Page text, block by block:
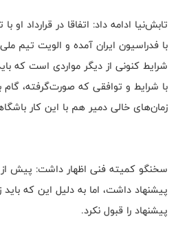
تابش‌نيا ادامه داد: اتفاقا در قرارداد او
با فدراسيون ايران آمده و الويت تيم
شرایط کنونی از دیگر مواردی است که
با شرایط و توافقی که صورت‌گرفته،
زمان‌های خالی دمیر هم با این کار
سخنگو کمیته فنی اظهار داشت: پيش
پيشنهاد داشت، اما به دليل اين كه
پيشنهاد را قبول نكرد.